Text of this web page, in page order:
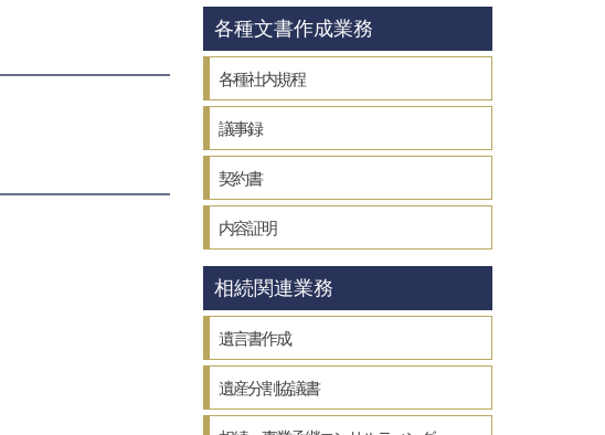
各種文書作成業務
各種社内規程
議事録
契約書
内容証明
相続関連業務
遺言書作成
遺産分割協議書